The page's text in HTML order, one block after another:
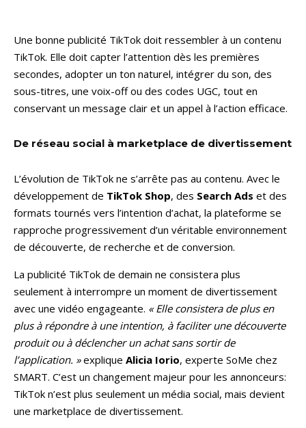
Une bonne publicité TikTok doit ressembler à un contenu
TikTok. Elle doit capter l’attention dès les premières
secondes, adopter un ton naturel, intégrer du son, des
sous-titres, une voix-off ou des codes UGC, tout en
conservant un message clair et un appel à l’action efficace.
De réseau social à marketplace de divertissement
L’évolution de TikTok ne s’arrête pas au contenu. Avec le
développement de TikTok Shop, des Search Ads et des
formats tournés vers l’intention d’achat, la plateforme se
rapproche progressivement d’un véritable environnement
de découverte, de recherche et de conversion.
La publicité TikTok de demain ne consistera plus
seulement à interrompre un moment de divertissement
avec une vidéo engageante. « Elle consistera de plus en
plus à répondre à une intention, à faciliter une découverte
produit ou à déclencher un achat sans sortir de
l’application. »explique Alicia Iorio, experte SoMe chez
SMART. C’est un changement majeur pour les annonceurs:
TikTok n’est plus seulement un média social, mais devient
une marketplace de divertissement.